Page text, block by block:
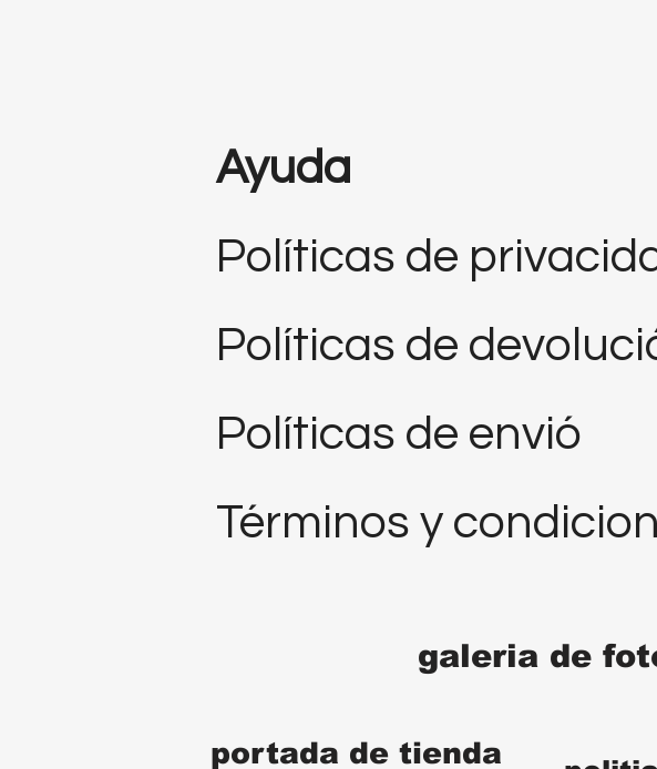
Ayuda
Políticas de
Políticas de
Políticas de envió
Términos y
galeria de
portada de tienda